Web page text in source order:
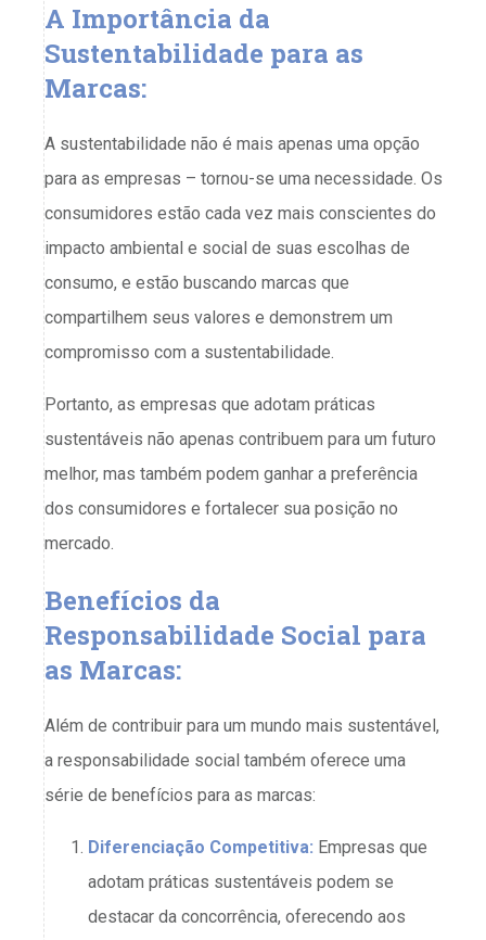
A Importância da
Sustentabilidade para as
Marcas:
A sustentabilidade não é mais apenas uma opção
para as empresas – tornou-se uma necessidade. Os
consumidores estão cada vez mais conscientes do
impacto ambiental e social de suas escolhas de
consumo, e estão buscando marcas que
compartilhem seus valores e demonstrem um
compromisso com a sustentabilidade.
Portanto, as empresas que adotam práticas
sustentáveis não apenas contribuem para um futuro
melhor, mas também podem ganhar a preferência
dos consumidores e fortalecer sua posição no
mercado.
Benefícios da
Responsabilidade Social para
as Marcas:
Além de contribuir para um mundo mais sustentável,
a responsabilidade social também oferece uma
série de benefícios para as marcas:
Diferenciação Competitiva: Empresas que
adotam práticas sustentáveis ​​podem se
destacar da concorrência, oferecendo aos